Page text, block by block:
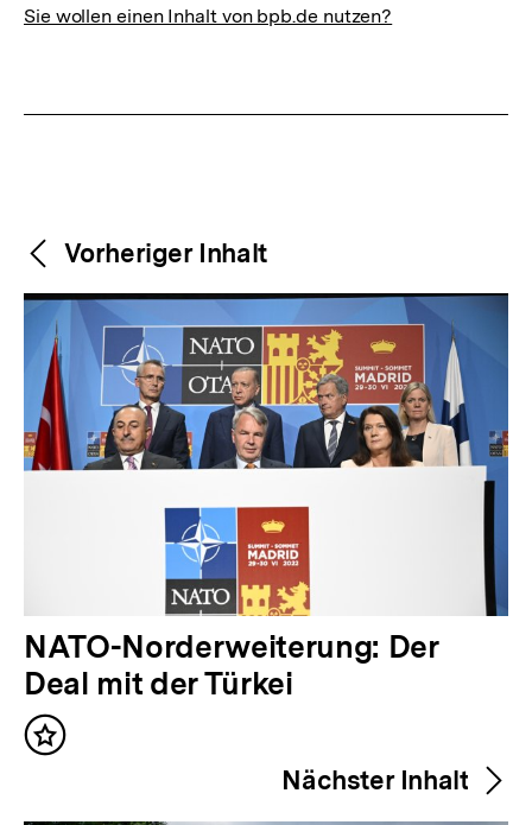
Sie wollen einen Inhalt von bpb.de nutzen?
Weitere
Inhalte
Content-
Navigation
Vorheriger Inhalt
V
o
r
h
NATO-Norderweiterung: Der
Deal mit der Türkei
Inhalt
Nächster Inhalt